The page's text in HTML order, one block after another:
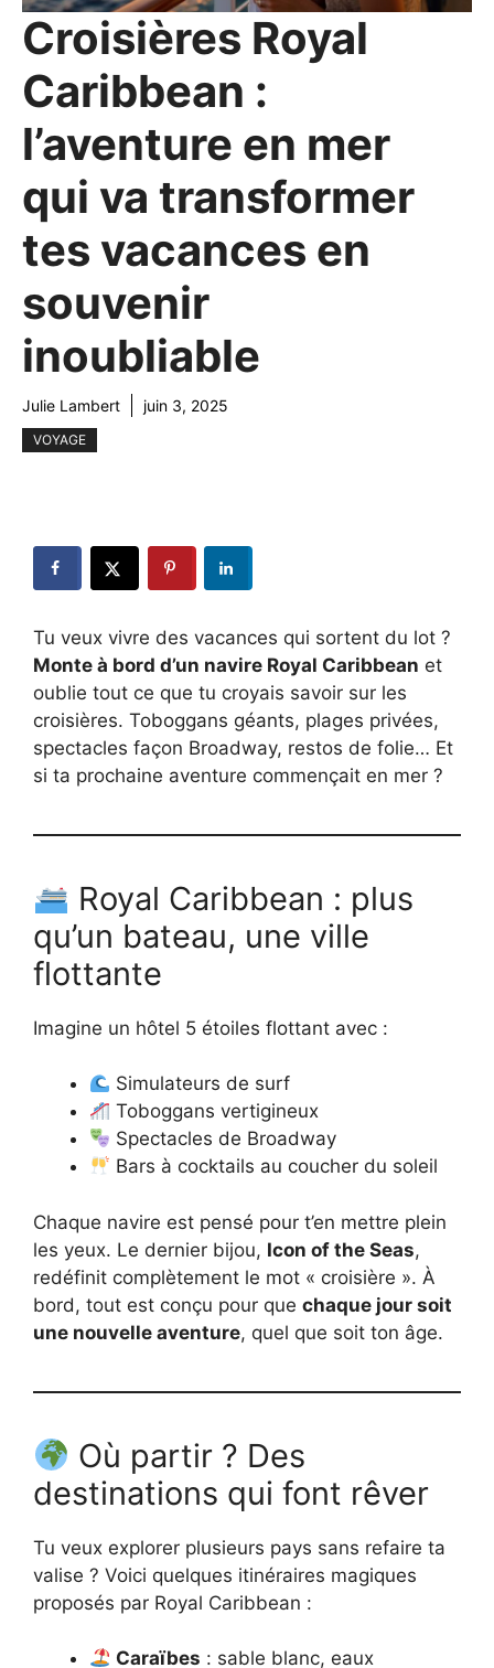
Croisières Royal
Caribbean :
l’aventure en mer
qui va transformer
tes vacances en
souvenir
inoubliable
Julie Lambert juin 3, 2025
VOYAGE
Tu veux vivre des vacances qui sortent du lot ?
Monte à bord d’un navire Royal Caribbean et
oublie tout ce que tu croyais savoir sur les
croisières. Toboggans géants, plages privées,
spectacles façon Broadway, restos de folie… Et
si ta prochaine aventure commençait en mer ?
Royal Caribbean : plus
qu’un bateau, une ville
flottante
Imagine un hôtel 5 étoiles flottant avec :
Simulateurs de surf
Toboggans vertigineux
Spectacles de Broadway
Bars à cocktails au coucher du soleil
Chaque navire est pensé pour t’en mettre plein
les yeux. Le dernier bijou, Icon of the Seas,
redéfinit complètement le mot « croisière ». À
bord, tout est conçu pour que chaque jour soit
une nouvelle aventure, quel que soit ton âge.
Où partir ? Des
destinations qui font rêver
Tu veux explorer plusieurs pays sans refaire ta
valise ? Voici quelques itinéraires magiques
proposés par Royal Caribbean :
Caraïbes : sable blanc, eaux